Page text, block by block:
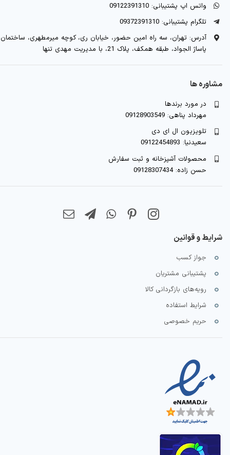
واتس اپ پشتیبانی: 09122391310
تلگرام پشتیبانی: 09372391310
آدرس: تهران، سه راه امین حضور، خیابان ری، کوچه میرمطهری، ساختمان
پاساژ الجواد، طبقه همکف، پلاک 21، با مدیریت مهدی تنها
مشاوره ها
در مورد برندها
مهرداد پناهی: 09128903549
تلویزیون ال ای دی
سعیدنیا: 09122454893
محصولات آشپزخانه و ثبت سفارش
حسن زاده: 09128307434
شرایط و قوانین
جواز کسب
پشتیبانی مشتریان
رویه‌های بازگردانی کالا
شرایط استفاده
حریم خصوصی